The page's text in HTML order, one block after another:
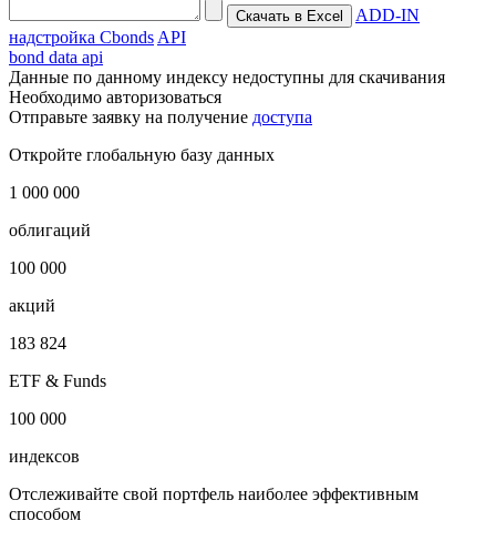
ADD-IN
надстройка Cbonds API
bond data api
Данные по данному индексу недоступны для скачивания
Необходимо авторизоваться
Отправьте заявку на получение доступа
Откройте глобальную базу данных
1 000 000
облигаций
100 000
акций
183 824
ETF & Funds
100 000
индексов
Отслеживайте свой портфель наиболее эффективным
способом